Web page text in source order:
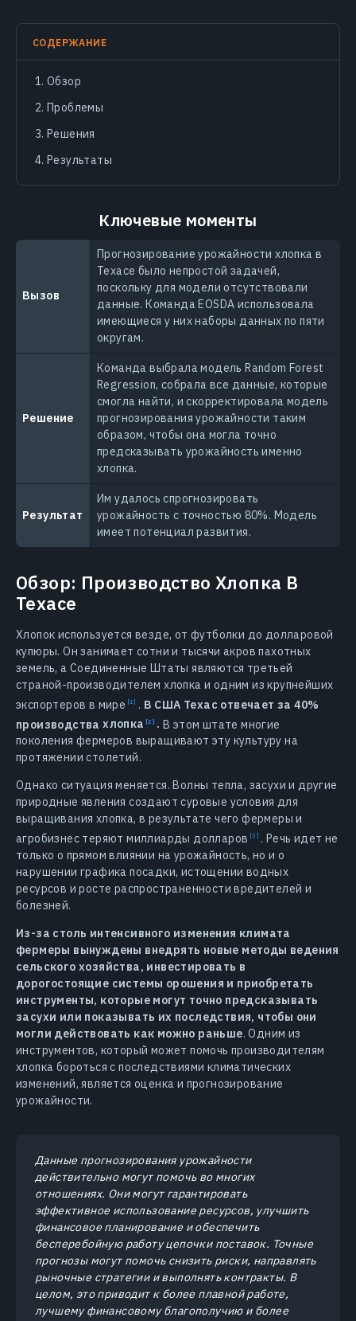
СОДЕРЖАНИЕ
Обзор
Проблемы
Решения
Результаты
Ключевые моменты
Вызов
Прогнозирование урожайности хлопка в
Техасе было непростой задачей,
поскольку для модели отсутствовали
данные. Команда EOSDA использовала
имеющиеся у них наборы данных по пяти
округам.
Решение
Команда выбрала модель Random Forest
Regression, собрала все данные, которые
смогла найти, и скорректировала модель
прогнозирования урожайности таким
образом, чтобы она могла точно
предсказывать урожайность именно
хлопка.
Результат
Им удалось спрогнозировать
урожайность с точностью 80%. Модель
имеет потенциал развития.
Обзор: Производство Хлопка В
Техасе
Хлопок используется везде, от футболки до долларовой
купюры. Он занимает сотни и тысячи акров пахотных
земель, а Соединенные Штаты являются третьей
страной-производителем хлопка и одним из крупнейших
экспортеров в мире . В США Техас отвечает за 40%
производствахлопка . В этом штате многие
поколения фермеров выращивают эту культуру на
протяжении столетий.
Однако ситуация меняется. Волны тепла, засухи и другие
природные явления создают суровые условия для
выращивания хлопка, в результате чего фермеры и
агробизнес теряют миллиардыдолларов . Речь идет не
только о прямом влиянии на урожайность, но и о
нарушении графика посадки, истощении водных
ресурсов и росте распространенности вредителей и
болезней.
Из-за столь интенсивного изменения климата
фермеры вынуждены внедрять новые методы ведения
сельского хозяйства, инвестировать в
дорогостоящие системы орошения и приобретать
инструменты, которые могут точно предсказывать
засухи или показывать их последствия, чтобы они
могли действовать как можно раньше. Одним из
инструментов, который может помочь производителям
хлопка бороться с последствиями климатических
изменений, является оценка и прогнозирование
урожайности.
Данные прогнозирования урожайности
действительно могут помочь во многих
отношениях. Они могут гарантировать
эффективное использование ресурсов, улучшить
финансовое планирование и обеспечить
бесперебойную работу цепочки поставок. Точные
прогнозы могут помочь снизить риски, направлять
рыночные стратегии и выполнять контракты. В
целом, это приводит к более плавной работе,
лучшему финансовому благополучию и более